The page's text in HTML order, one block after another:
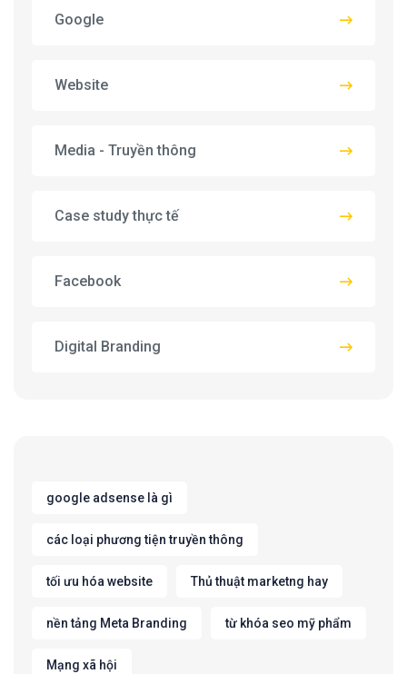
Google
Website
Media - Truyền thông
Case study thực tế
Facebook
Digital Branding
google adsense là gì
các loại phương tiện truyền thông
tối ưu hóa website Thủ thuật marketng hay
nền tảng Meta Branding từ khóa seo mỹ phẩm
Mạng xã hội